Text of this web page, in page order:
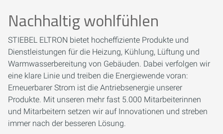
Nachhaltig wohlfühlen
STIEBEL ELTRON bietet hocheffiziente Produkte und
Dienstleistungen für die Heizung, Kühlung, Lüftung und
Warmwasserbereitung von Gebäuden. Dabei verfolgen wir
eine klare Linie und treiben die Energiewende voran:
Erneuerbarer Strom ist die Antriebsenergie unserer
Produkte. Mit unseren mehr fast 5.000 Mitarbeiterinnen
und Mitarbeitern setzen wir auf Innovationen und streben
immer nach der besseren Lösung.